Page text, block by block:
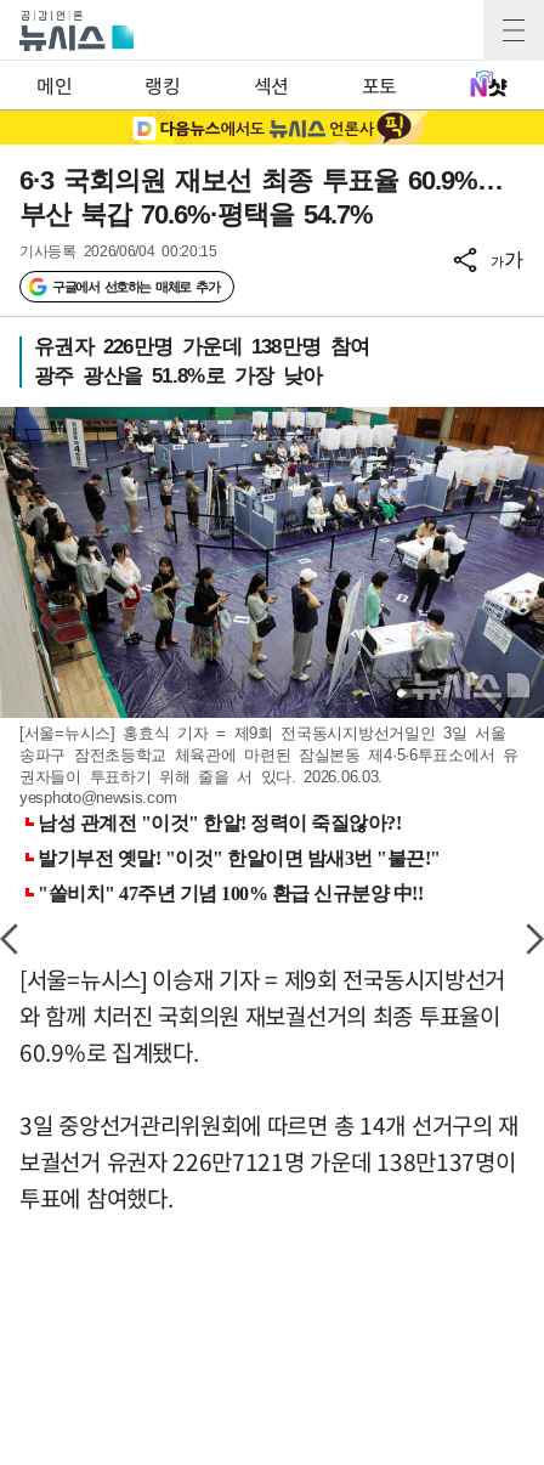
메인 랭킹 섹션 포토
6·3 국회의원 재보선 최종 투표율 60.9%…
부산 북갑 70.6%·평택을 54.7%
기사등록 2026/06/04 00:20:15
구글에서 선호하는 매체로 추가
가가
유권자 226만명 가운데 138만명 참여
광주 광산을 51.8%로 가장 낮아
[서울=뉴시스] 홍효식 기자 = 제9회 전국동시지방선거일인 3일 서울
송파구 잠전초등학교 체육관에 마련된 잠실본동 제4·5·6투표소에서 유
권자들이 투표하기 위해 줄을 서 있다. 2026.06.03.
yesphoto@newsis.com
[서울=뉴시스] 이승재 기자 = 제9회 전국동시지방선거
와 함께 치러진 국회의원 재보궐선거의 최종 투표율이
60.9%로 집계됐다.
3일 중앙선거관리위원회에 따르면 총 14개 선거구의 재
보궐선거 유권자 226만7121명 가운데 138만137명이
투표에 참여했다.